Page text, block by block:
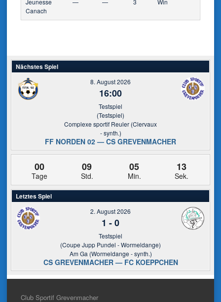
Jeunesse
Canach
— — 3 Win
Nächstes Spiel
8. August 2026
16:00
Testspiel
(Testspiel)
Complexe sportif Reuler (Clervaux
- synth.)
FF NORDEN 02 — CS GREVENMACHER
00
Tage
09
Std.
05
Min.
13
Sek.
Letztes Spiel
2. August 2026
1 -0
Testspiel
(Coupe Jupp Pundel - Wormeldange)
Am Ga (Wormeldange - synth.)
CS GREVENMACHER — FC KOEPPCHEN
Club Sportif Grevenmacher